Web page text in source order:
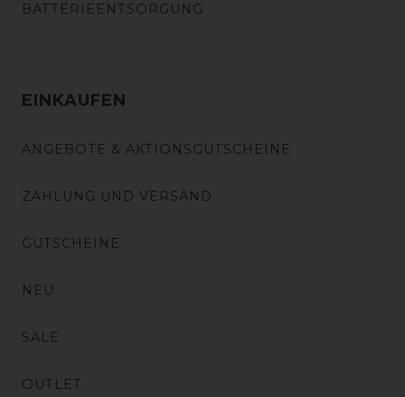
BATTERIEENTSORGUNG
EINKAUFEN
ANGEBOTE & AKTIONSGUTSCHEINE
ZAHLUNG UND VERSAND
GUTSCHEINE
NEU
SALE
OUTLET